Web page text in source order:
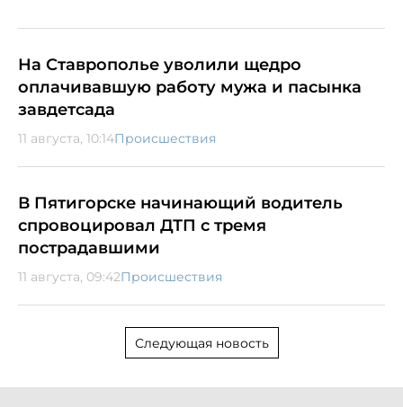
На Ставрополье уволили щедро
оплачивавшую работу мужа и пасынка
завдетсада
11 августа, 10:14Происшествия
В Пятигорске начинающий водитель
спровоцировал ДТП с тремя
пострадавшими
11 августа, 09:42Происшествия
Следующая новость